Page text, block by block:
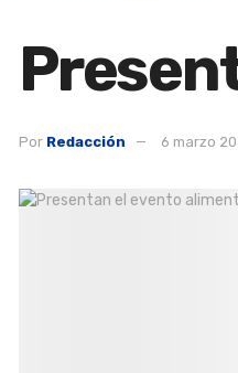
Por Redacción 6 marzo